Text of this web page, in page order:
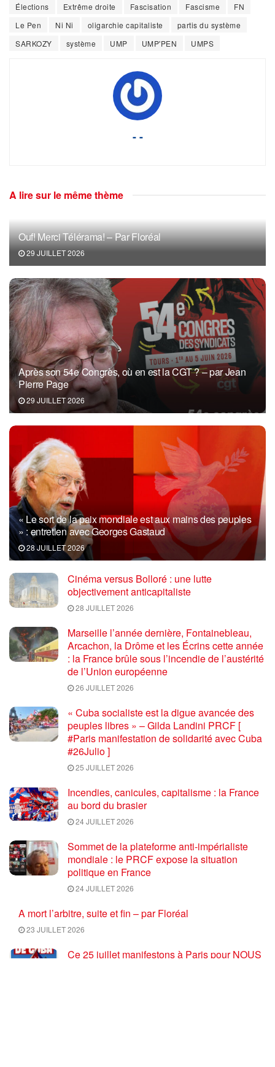
Élections
Extrême droite Fascisation Fascisme
FN
Le Pen
Ni Ni oligarchie capitaliste
partis du système
SARKOZY
système UMP UMP'PEN UMPS
- -
A lire sur le même thème
Ouf! Merci Télérama! – Par Floréal
29 JUILLET 2026
Après son 54e Congrès, où en est la CGT ? – par Jean
Pierre Page
29 JUILLET 2026
« Le sort de la paix mondiale est aux mains des peuples
» : entretien avec Georges Gastaud
28 JUILLET 2026
Cinéma versus Bolloré : une lutte
objectivement anticapitaliste
28 JUILLET 2026
Marseille l’année dernière, Fontainebleau,
Arcachon, la Drôme et les Écrins cette année
: la France brûle sous l’incendie de l’austérité
de l’Union européenne
26 JUILLET 2026
« Cuba socialiste est la digue avancée des
peuples libres » – Gilda Landini PRCF [
#Paris manifestation de solidarité avec Cuba
#26Julio ]
25 JUILLET 2026
Incendies, canicules, capitalisme : la France
au bord du brasier
24 JUILLET 2026
Sommet de la plateforme anti-impérialiste
mondiale : le PRCF expose la situation
politique en France
24 JUILLET 2026
A mort l’arbitre, suite et fin – par Floréal
23 JUILLET 2026
Ce 25 juillet manifestons à Paris pour NOUS